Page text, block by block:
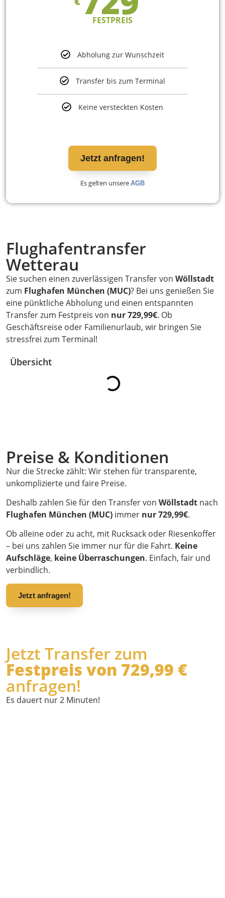
Flughafentransfer
Wetterau
Sie suchen einen zuverlässigen Transfer von Wöllstadt
zum Flughafen München (MUC)? Bei uns genießen Sie
eine pünktliche Abholung und einen entspannten
Transfer zum Festpreis von nur 729,99€. Ob
Geschäftsreise oder Familienurlaub, wir bringen Sie
stressfrei zum Terminal!
Übersicht
FESTPREIS
Abholung zur Wunschzeit
Transfer bis zum Terminal
Keine versteckten Kosten
Jetzt anfragen!
Es gelten unsere AGB
Preise & Konditionen
Nur die Strecke zählt: Wir stehen für transparente,
unkomplizierte und faire Preise.
Deshalb zahlen Sie für den Transfer von Wöllstadt nach
Flughafen München (MUC) immer nur 729,99€.
Ob alleine oder zu acht, mit Rucksack oder Riesenkoffer
– bei uns zahlen Sie immer nur für die Fahrt. Keine
Aufschläge, keine Überraschungen. Einfach, fair und
verbindlich.
Jetzt anfragen!
Jetzt Transfer zum
Festpreis von 729,99 €
anfragen!
Es dauert nur 2 Minuten!